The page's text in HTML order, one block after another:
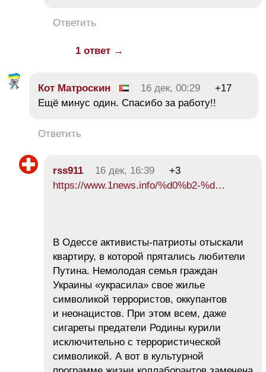
Ответить
1 ответ →
Кот Матроскин 16 дек, 00:29
+17
Ещё минус один. Спасибо за работу!!
Ответить
rss911 16 дек, 16:39
+3
https://www.1news.info/%d0%b2-%d…
В Одессе активисты-патриоты отыскали
квартиру, в которой прятались любители
Путина. Немолодая семья граждан
Украины «украсила» свое жилье
символикой террористов, оккупантов
и неонацистов. При этом всем, даже
сигареты предатели Родины курили
исключительно с террористической
символикой. А вот в культурной